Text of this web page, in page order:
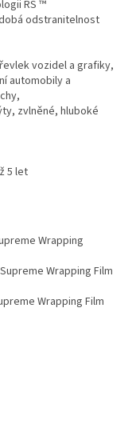
RS ™
odstranitelnost
vozidel a grafiky,
automobily a
zvlněné, hluboké
5 let
Wrapping
Wrapping Film
Wrapping Film